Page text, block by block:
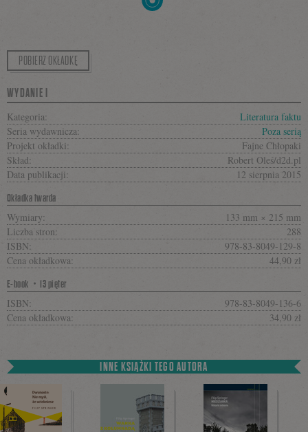
POBIERZ OKŁADKĘ
WYDANIE I
Kategoria:
Literatura faktu
Seria wydawnicza:
Poza serią
Projekt okładki:
Fajne Chłopaki
Skład:
Robert Oleś/d2d.pl
Data publikacji:
12 sierpnia 2015
Okładka twarda
Wymiary:
133 mm × 215 mm
Liczba stron:
288
ISBN:
978-83-8049-129-8
Cena okładkowa:
44,90 zł
E-book・13 pięter
ISBN:
978-83-8049-136-6
Cena okładkowa:
34,90 zł
INNE KSIĄŻKI TEGO AUTORA